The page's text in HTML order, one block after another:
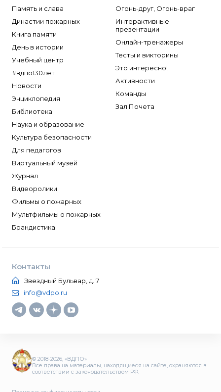
Память и слава
Династии пожарных
Книга памяти
День в истории
Учебный центр
#вдпо130лет
Новости
Энциклопедия
Библиотека
Наука и образование
Культура безопасности
Для педагогов
Виртуальный музей
Журнал
Видеоролики
Фильмы о пожарных
Мультфильмы о пожарных
Брандистика
Огонь-друг, Огонь-враг
Интерактивные
презентации
Онлайн-тренажеры
Тесты и викторины
Это интересно!
Активности
Команды
Зал Почета
Контакты
Звездный Бульвар, д. 7
info@vdpo.ru
© 2018-2026, «ВДПО»
Все права на материалы, находящиеся на сайте, охраняются в
соответствии с законодательством РФ.